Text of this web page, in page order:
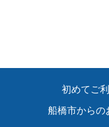
初めてご
船橋市からの